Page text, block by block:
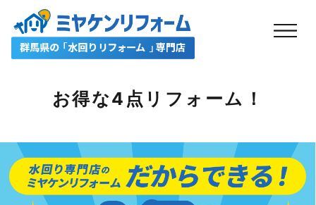
お得な4点リフォーム！